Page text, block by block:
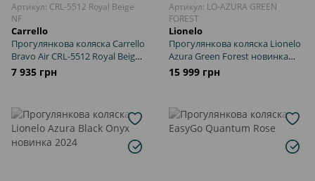
Артикул: CRL-5512 Royal Beige
NF
Carrello
Прогулянкова коляска Carrello
Bravo Air CRL-5512 Royal Beige
NF 2024
7 935 грн
Артикул: LO-AZURA GREEN
FOREST
Lionelo
Прогулянкова коляска Lionelo
Azura Green Forest новинка
2024
15 999 грн